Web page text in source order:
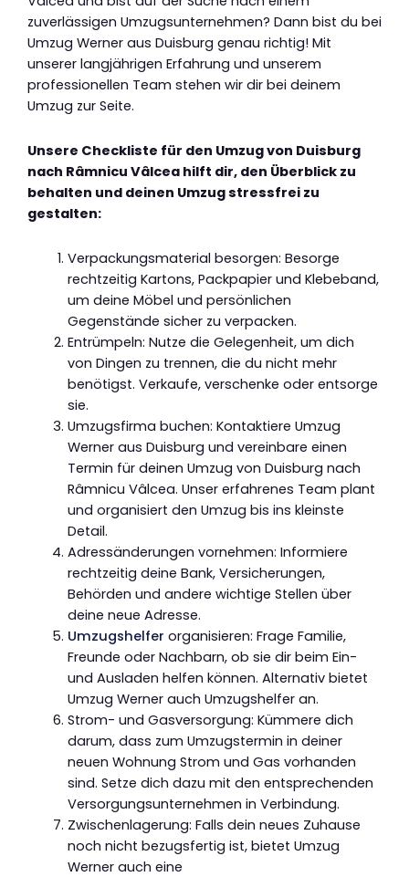
zuverlässigen Umzugsunternehmen? Dann bist du bei
Umzug Werner aus Duisburg genau richtig! Mit
unserer langjährigen Erfahrung und unserem
professionellen Team stehen wir dir bei deinem
Umzug zur Seite.
Unsere Checkliste für den Umzug von Duisburg
nach Râmnicu Vâlcea hilft dir, den Überblick zu
behalten und deinen Umzug stressfrei zu
gestalten:
Verpackungsmaterial besorgen: Besorge
rechtzeitig Kartons, Packpapier und Klebeband,
um deine Möbel und persönlichen
Gegenstände sicher zu verpacken.
Entrümpeln: Nutze die Gelegenheit, um dich
von Dingen zu trennen, die du nicht mehr
benötigst. Verkaufe, verschenke oder entsorge
sie.
Umzugsfirma buchen: Kontaktiere Umzug
Werner aus Duisburg und vereinbare einen
Termin für deinen Umzug von Duisburg nach
Râmnicu Vâlcea. Unser erfahrenes Team plant
und organisiert den Umzug bis ins kleinste
Detail.
Adressänderungen vornehmen: Informiere
rechtzeitig deine Bank, Versicherungen,
Behörden und andere wichtige Stellen über
deine neue Adresse.
Umzugshelfer organisieren: Frage Familie,
Freunde oder Nachbarn, ob sie dir beim Ein-
und Ausladen helfen können. Alternativ bietet
Umzug Werner auch Umzugshelfer an.
Strom- und Gasversorgung: Kümmere dich
darum, dass zum Umzugstermin in deiner
neuen Wohnung Strom und Gas vorhanden
sind. Setze dich dazu mit den entsprechenden
Versorgungsunternehmen in Verbindung.
Zwischenlagerung: Falls dein neues Zuhause
noch nicht bezugsfertig ist, bietet Umzug
Werner auch eine